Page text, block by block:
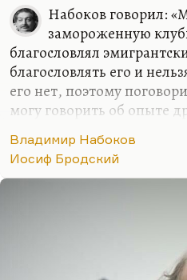
Набоков говорил:
замороженную
благословлял
благословлять его и
его нет, поэтому
могу говорить об опыте
У Бродского эмиграция
некоторой
дышащим — что ли,
Это
Владимир Набоков
Иосиф Бродский